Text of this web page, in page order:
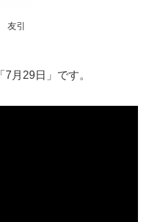
友引
月29日」です。